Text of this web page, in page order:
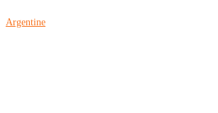
Argentine